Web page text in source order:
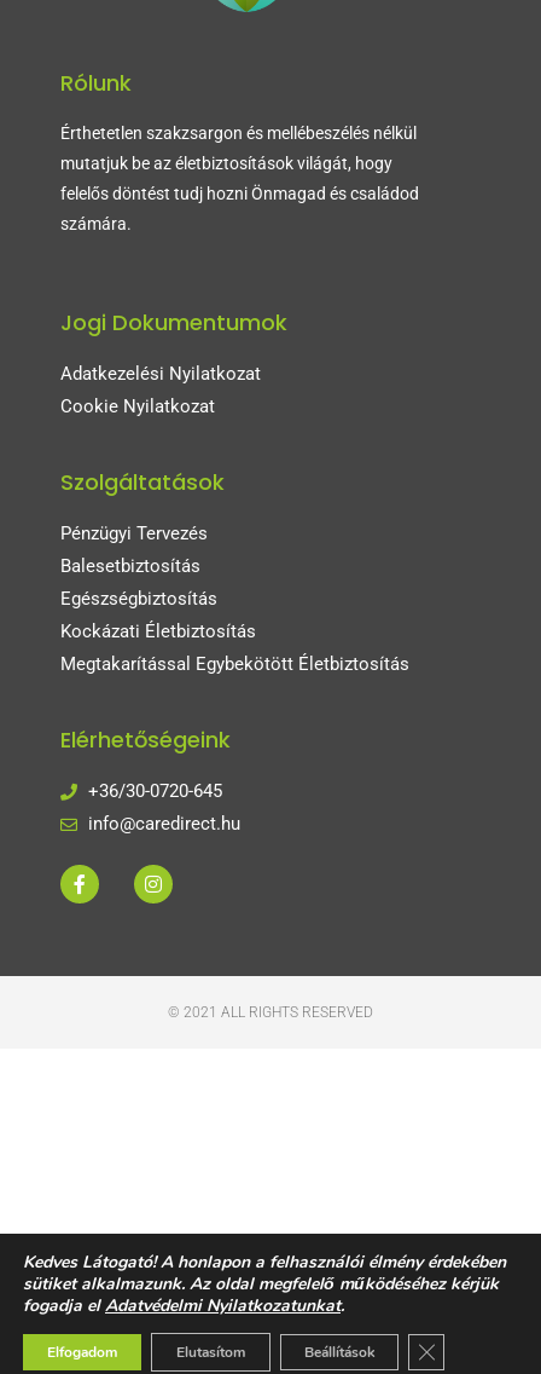
Rólunk
Érthetetlen szakzsargon és mellébeszélés nélkül
mutatjuk be az életbiztosítások világát, hogy
felelős döntést tudj hozni Önmagad és családod
számára.
Jogi Dokumentumok
Adatkezelési Nyilatkozat
Cookie Nyilatkozat
Szolgáltatások
Pénzügyi Tervezés
Balesetbiztosítás
Egészségbiztosítás
Kockázati Életbiztosítás
Megtakarítással Egybekötött Életbiztosítás
Elérhetőségeink
+36/30-0720-645
info@caredirect.hu
© 2021 ALL RIGHTS RESERVED​
Kedves Látogató! A honlapon a felhasználói élmény érdekében
sütiket alkalmazunk. Az oldal megfelelő működéséhez kérjük
fogadja elAdatvédelmi Nyilatkozatunkat.
Elfogadom Elutasítom Beállítások Close GDPR